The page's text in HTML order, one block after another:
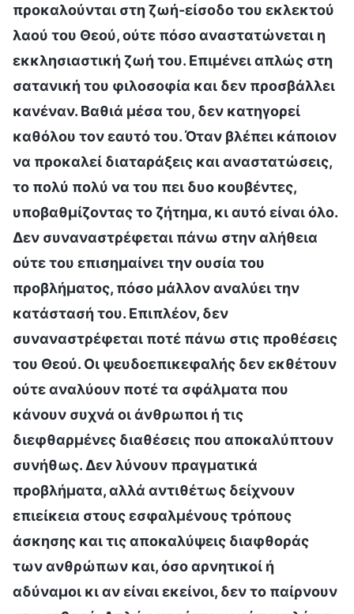
προκαλούνται στη ζωή-είσοδο του εκλεκτού
λαού του Θεού, ούτε πόσο αναστατώνεται η
εκκλησιαστική ζωή του. Επιμένει απλώς στη
σατανική του φιλοσοφία και δεν προσβάλλει
κανέναν. Βαθιά μέσα του, δεν κατηγορεί
καθόλου τον εαυτό του. Όταν βλέπει κάποιον
να προκαλεί διαταράξεις και αναστατώσεις,
το πολύ πολύ να του πει δυο κουβέντες,
υποβαθμίζοντας το ζήτημα, κι αυτό είναι όλο.
Δεν συναναστρέφεται πάνω στην αλήθεια
ούτε του επισημαίνει την ουσία του
προβλήματος, πόσο μάλλον αναλύει την
κατάστασή του. Επιπλέον, δεν
συναναστρέφεται ποτέ πάνω στις προθέσεις
του Θεού. Οι ψευδοεπικεφαλής δεν εκθέτουν
ούτε αναλύουν ποτέ τα σφάλματα που
κάνουν συχνά οι άνθρωποι ή τις
διεφθαρμένες διαθέσεις που αποκαλύπτουν
συνήθως. Δεν λύνουν πραγματικά
προβλήματα, αλλά αντιθέτως δείχνουν
επιείκεια στους εσφαλμένους τρόπους
άσκησης και τις αποκαλύψεις διαφθοράς
των ανθρώπων και, όσο αρνητικοί ή
αδύναμοι κι αν είναι εκείνοι, δεν το παίρνουν